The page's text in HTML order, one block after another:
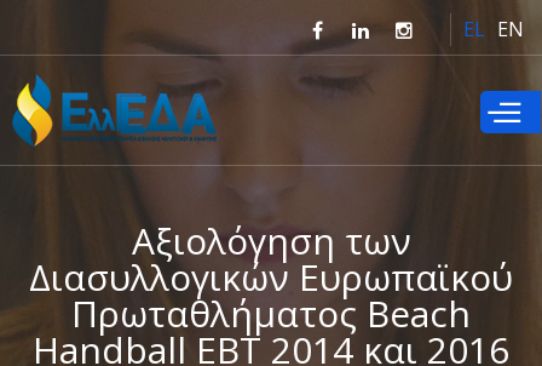
προς το
κυρίως
περιεχόμενο
EL EN
Αξιολόγηση των
Διασυλλογικών Ευρωπαϊκού
Πρωταθλήματος Beach
Handball EBT 2014 και 2016